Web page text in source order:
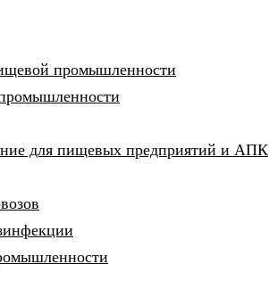
промышленности
для пищевых предприятий и АПК